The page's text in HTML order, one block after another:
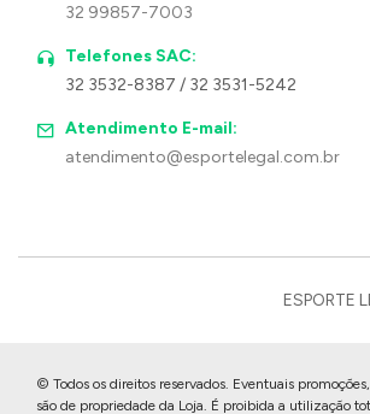
32 99857-7003
Telefones SAC:
32 3532-8387 / 32 3531-5242
Atendimento E-mail:
atendimento@esportelegal.com.br
ESPORTE
© Todos os direitos reservados. Eventuais
são de propriedade da Loja. É proibida a utilização